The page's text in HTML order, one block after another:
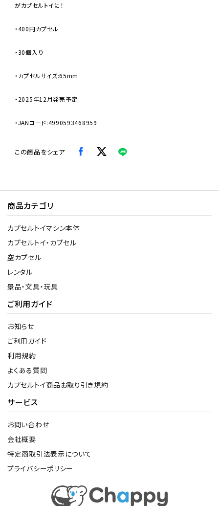
がカプセルトイに！
・400円カプセル
・30個入り
・カプセルサイズ:65mm
・2025年12月発売予定
・JANコード:4990593468959
この商品をシェア
商品カテゴリ
カプセルトイマシン本体
カプセルトイ・カプセル
空カプセル
レンタル
景品・文具・玩具
ご利用ガイド
お知らせ
ご利用ガイド
利用規約
よくある質問
カプセルトイ商品お取り引き規約
サービス
お問い合わせ
会社概要
特定商取引法表示について
プライバシーポリシー